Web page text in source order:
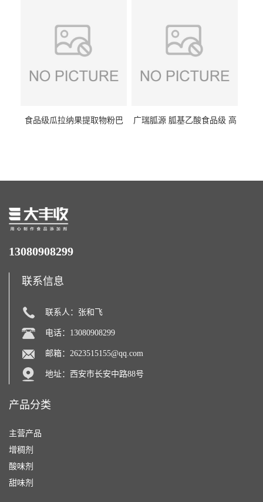
食品级瓜拉纳果提取物粉巴
广瑞胍源 胍基乙酸食品级 高
13080908299
联系信息
联系人：张和飞
电话：13080908299
邮箱： 2623515155@qq.com
地址：西安市长安中路88号
产品分类
主营产品
增稠剂
酸味剂
甜味剂